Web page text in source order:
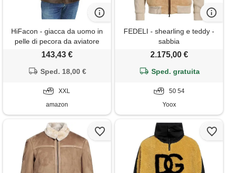
HiFacon - giacca da uomo in
pelle di pecora da aviatore
raf, britannico, wwii e ww2, in
marrone - vera pelle xx-large
143,43 €
Sped. 18,00 €
XXL
amazon
FEDELI - shearling e teddy -
sabbia
2.175,00 €
Sped. gratuita
50 54
Yoox